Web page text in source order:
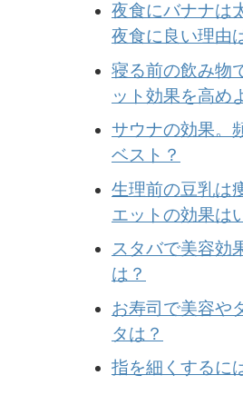
夜食にバナナは
夜食に良い理由
寝る前の飲み物
ット効果を高め
サウナの効果。
ベスト？
生理前の豆乳は
エットの効果は
スタバで美容効
は？
お寿司で美容や
タは？
指を細くするに